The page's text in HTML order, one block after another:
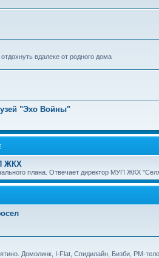
вдалеке от родного дома
"Эхо Войны"
ЖКХ
плана. Отвечает директор МУП ЖКХ
Домолинк, I-Flat, Спидилайн, Бизби, РМ-